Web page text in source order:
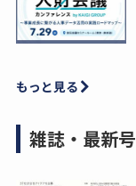
もっと見る
雑誌・最新号